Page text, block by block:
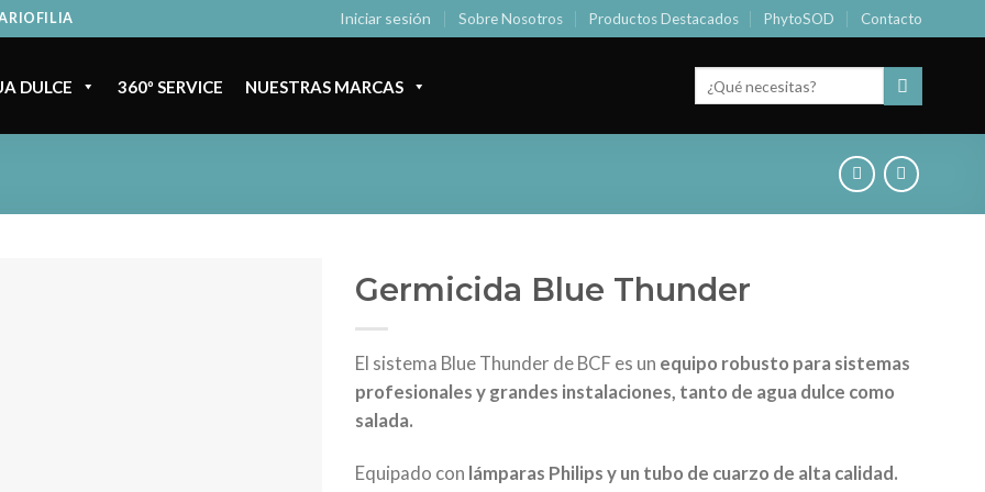
Iniciar sesión Sobre Nosotros Productos Destacados PhytoSOD Contacto
DULCE 360º SERVICE NUESTRAS MARCAS
por:
Germicida Blue Thunder
El sistema Blue Thunder de BCF es un equipo robusto para sistemas
profesionales y grandes instalaciones, tanto de agua dulce como
salada.
Equipado con lámparas Philips y un tubo de cuarzo de alta calidad.